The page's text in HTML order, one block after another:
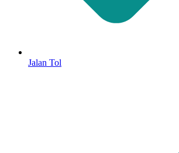
Jalan Tol